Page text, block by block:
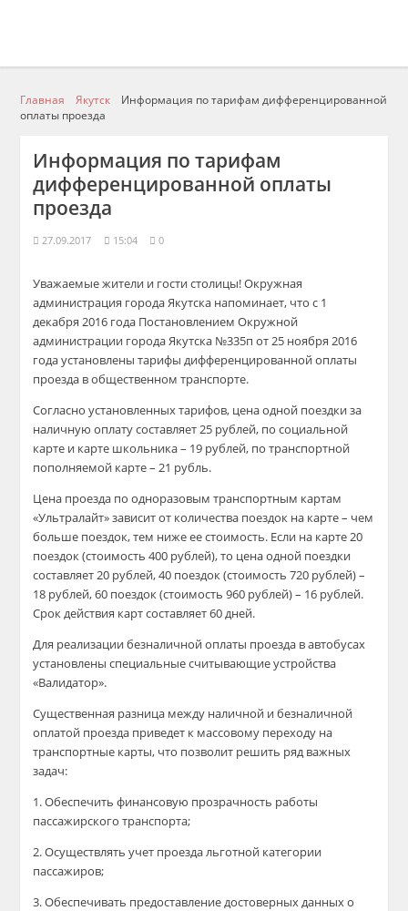
Главная Якутск
Информация по тарифам дифференцированной
оплаты проезда
Информация по тарифам
дифференцированной оплаты
проезда
27.09.2017 15:04 0
Уважаемые жители и гости столицы! Окружная
администрация города Якутска напоминает, что с 1
декабря 2016 года Постановлением Окружной
администрации города Якутска №335п от 25 ноября 2016
года установлены тарифы дифференцированной оплаты
проезда в общественном транспорте.
Согласно установленных тарифов, цена одной поездки за
наличную оплату составляет 25 рублей, по социальной
карте и карте школьника – 19 рублей, по транспортной
пополняемой карте – 21 рубль.
Цена проезда по одноразовым транспортным картам
«Ультралайт» зависит от количества поездок на карте – чем
больше поездок, тем ниже ее стоимость. Если на карте 20
поездок (стоимость 400 рублей), то цена одной поездки
составляет 20 рублей, 40 поездок (стоимость 720 рублей) –
18 рублей, 60 поездок (стоимость 960 рублей) – 16 рублей.
Срок действия карт составляет 60 дней.
Для реализации безналичной оплаты проезда в автобусах
установлены специальные считывающие устройства
«Валидатор».
Существенная разница между наличной и безналичной
оплатой проезда приведет к массовому переходу на
транспортные карты, что позволит решить ряд важных
задач:
1. Обеспечить финансовую прозрачность работы
пассажирского транспорта;
2. Осуществлять учет проезда льготной категории
пассажиров;
3. Обеспечивать предоставление достоверных данных о